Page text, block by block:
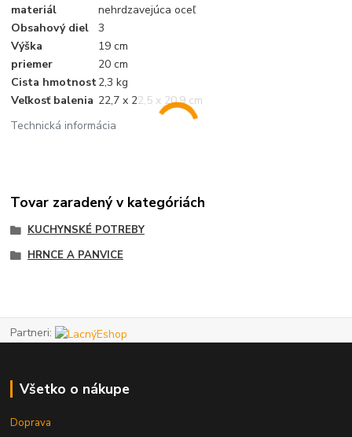
Technická informácia
materiál
nehrdzavejúca oceľ
Obsahový diel
3
Výška
19 cm
priemer
20 cm
Cista hmotnost2,3 kg
Veľkosť balenia 22,7 x 22,5 x 20,9 cm
Tovar zaradený v kategóriách
KUCHYNSKÉ POTREBY
HRNCE A PANVICE
Partneri:
Všetko o nákupe
Doprava